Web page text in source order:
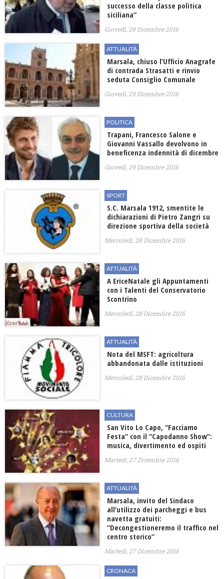
successo della classe politica
siciliana”
Giovedì, 29 Dicembre 2016
ATTUALITÀ
Marsala, chiuso l’Ufficio Anagrafe
di contrada Strasatti e rinvio
seduta Consiglio Comunale
Giovedì, 29 Dicembre 2016
POLITICA
Trapani, Francesco Salone e
Giovanni Vassallo devolvono in
beneficenza indennità di dicembre
Giovedì, 29 Dicembre 2016
SPORT
S.C. Marsala 1912, smentite le
dichiarazioni di Pietro Zangri su
direzione sportiva della società
Mercoledì, 28 Dicembre 2016
ATTUALITÀ
A EriceNatale gli Appuntamenti
con i Talenti del Conservatorio
Scontrino
Mercoledì, 28 Dicembre 2016
ATTUALITÀ
Nota del MSFT: agricoltura
abbandonata dalle istituzioni
Mercoledì, 28 Dicembre 2016
CULTURA
San Vito Lo Capo, “Facciamo
Festa” con il “Capodanno Show”:
musica, divertimento ed ospiti
Martedì, 27 Dicembre 2016
ATTUALITÀ
Marsala, invito del Sindaco
all’utilizzo dei parcheggi e bus
navetta gratuiti:
“Decongestioneremo il traffico nel
centro storico”
Martedì, 27 Dicembre 2016
CRONACA